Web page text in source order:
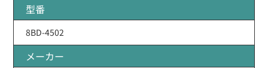
型番
8BD-4502
メーカー